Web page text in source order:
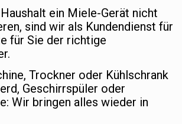
ein Miele-Gerät nicht
sind wir als Kundendienst für
für Sie der richtige
Trockner oder Kühlschrank
Geschirrspüler oder
Wir bringen alles wieder in